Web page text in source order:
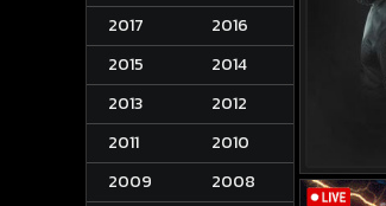
2017
2016
2015
2014
2013
2012
2011
2010
2009
2008